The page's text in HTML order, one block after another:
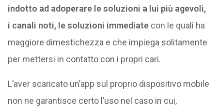
indotto ad adoperare le soluzioni a lui più agevoli,
i canali noti, le soluzioni immediatecon le quali ha
maggiore dimestichezza e che impiega solitamente
per mettersi in contatto con i propri cari.
L’aver scaricato un’app sul proprio dispositivo mobile
non ne garantisce certo l’uso nel caso in cui,